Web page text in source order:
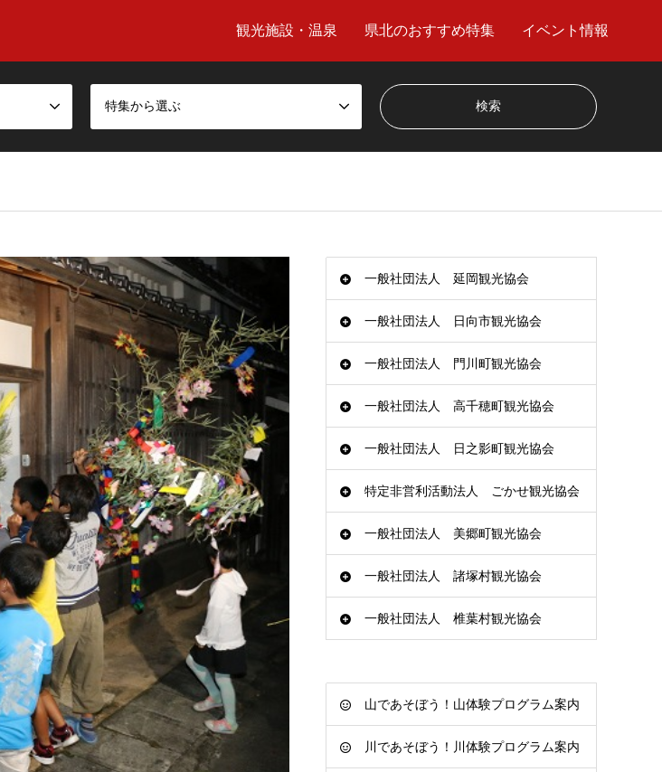
観光施設・温泉 県北のおすすめ特集 イベント情報
特集から選ぶ
一般社団法人 延岡観光協会
一般社団法人 日向市観光協会
一般社団法人 門川町観光協会
一般社団法人 高千穂町観光協会
一般社団法人 日之影町観光協会
特定非営利活動法人 ごかせ観光協会
一般社団法人 美郷町観光協会
一般社団法人 諸塚村観光協会
一般社団法人 椎葉村観光協会
山であそぼう！山体験プログラム案内
川であそぼう！川体験プログラム案内